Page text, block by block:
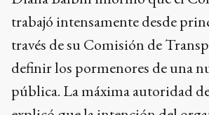
través de su Comisión de
definir los pormenores de una
pública. La máxima autoridad
explicó que la intención del
una estabilidad a largo plazo,